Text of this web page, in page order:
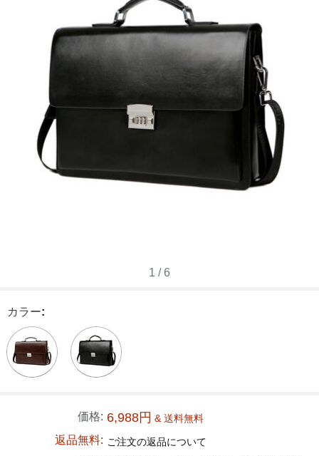
1 /6
カラー:
価格: 6,988円 & 送料無料
返品無料: ご注文の返品について